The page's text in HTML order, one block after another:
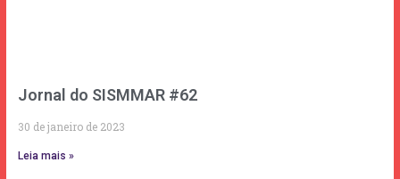
Jornal do SISMMAR #62
30 de janeiro de 2023
Leia mais »